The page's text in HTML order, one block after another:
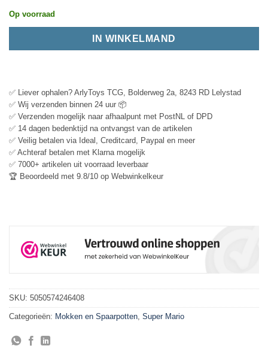
Op voorraad
IN WINKELMAND
✅ Liever ophalen? ArlyToys TCG, Bolderweg 2a, 8243 RD Lelystad
✅ Wij verzenden binnen 24 uur 📦
✅ Verzenden mogelijk naar afhaalpunt met PostNL of DPD
✅ 14 dagen bedenktijd na ontvangst van de artikelen
✅ Veilig betalen via Ideal, Creditcard, Paypal en meer
✅ Achteraf betalen met Klarna mogelijk
✅ 7000+ artikelen uit voorraad leverbaar
🏆 Beoordeeld met 9.8/10 op Webwinkelkeur
SKU: 5050574246408
Categorieën: Mokken en Spaarpotten Super Mario